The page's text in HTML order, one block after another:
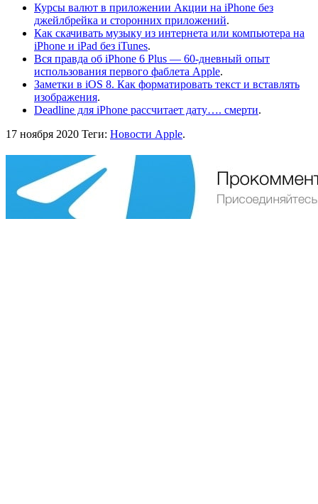
Курсы валют в приложении Акции на iPhone без
джейлбрейка и сторонних приложений.
Как скачивать музыку из интернета или компьютера на
iPhone и iPad без iTunes.
Вся правда об iPhone 6 Plus — 60-дневный опыт
использования первого фаблета Apple.
Заметки в iOS 8. Как форматировать текст и вставлять
изображения.
Deadline для iPhone рассчитает дату…. смерти.
17 ноября 2020 Теги: Новости Apple.